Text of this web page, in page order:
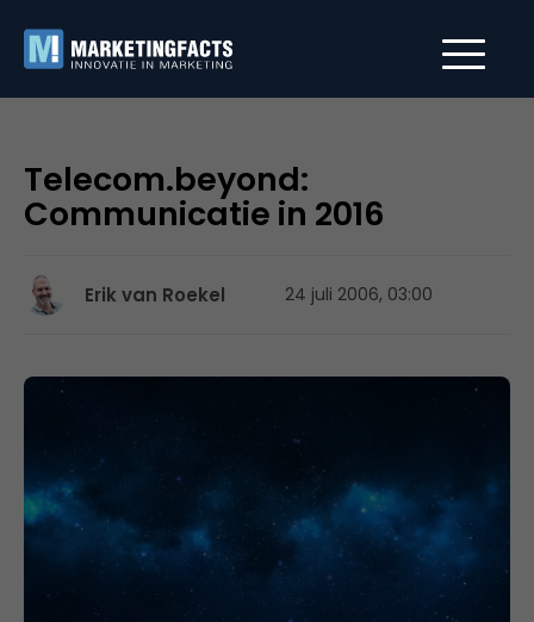
Telecom.beyond:
Communicatie in 2016
Erik van Roekel 24 juli 2006, 03:00